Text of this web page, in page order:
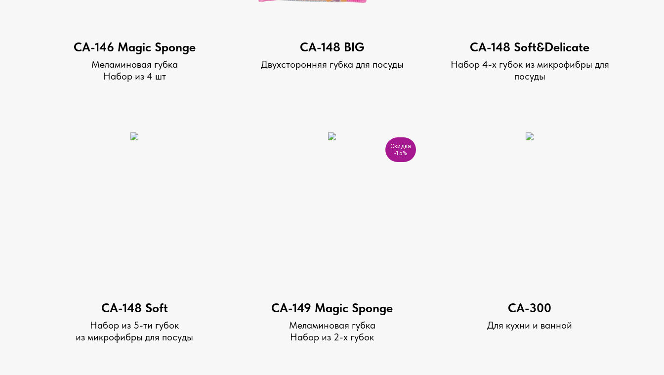
СА-146 Magic Sponge
Меламиновая губка
Набор из 4 шт
CA-148 BIG
Двухсторонняя губка для посуды
CA-148 Soft&Delicate
Набор 4-х губок из микрофибры для
посуды
CA-148 Soft
Набор из 5-ти губок
из микрофибры для посуды
Скидка
-15%
CA-149 Magic Sponge
Меламиновая губка
Набор из 2-х губок
СА-300
Для кухни и ванной